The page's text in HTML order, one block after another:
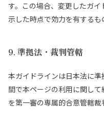
す。この場合、変更したガ
⽰した時点で効⼒を有するも
9. 準拠法・裁判管轄
本ガイドラインは⽇本法に
間で本ページの利⽤に関し
を第⼀審の専属的合意管轄裁